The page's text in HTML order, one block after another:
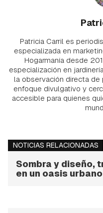
Patricia Carril es
especializada en
Hogarmanía desde
especialización en
la observación directa de
enfoque divulgativo y
accesible para quienes
NOTICIAS RELACIONADAS
Sombra y diseño,
en un oasis urbano